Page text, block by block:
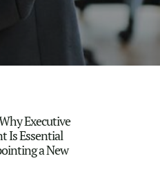
Executive
Is Essential
a New